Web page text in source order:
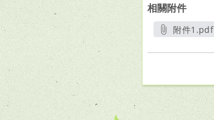
相關附件
附件1.pdf